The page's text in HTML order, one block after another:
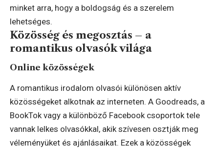
minket arra, hogy a boldogság és a szerelem
lehetséges.
Közösség és megosztás – a
romantikus olvasók világa
Online közösségek
A romantikus irodalom olvasói különösen aktív
közösségeket alkotnak az interneten. A Goodreads, a
BookTok vagy a különböző Facebook csoportok tele
vannak lelkes olvasókkal, akik szívesen osztják meg
véleményüket és ajánlásaikat. Ezek a közösségek